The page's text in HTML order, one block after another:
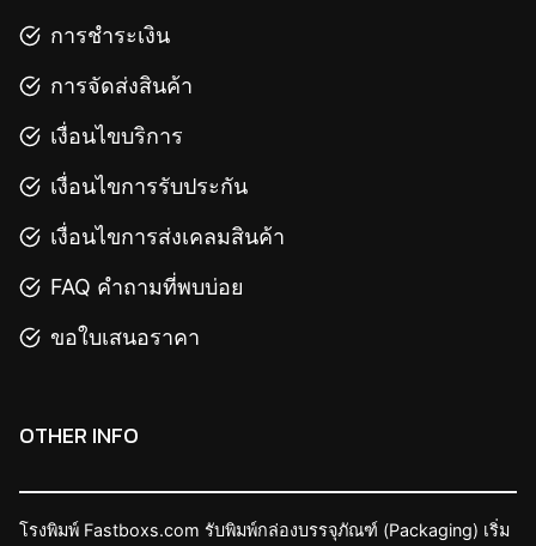
การชำระเงิน
การจัดส่งสินค้า
เงื่อนไขบริการ
เงื่อนไขการรับประกัน
เงื่อนไขการส่งเคลมสินค้า
FAQ คำถามที่พบบ่อย
ขอใบเสนอราคา
OTHER INFO
โรงพิมพ์ Fastboxs.com รับพิมพ์กล่องบรรจุภัณฑ์ (Packaging) เริ่ม